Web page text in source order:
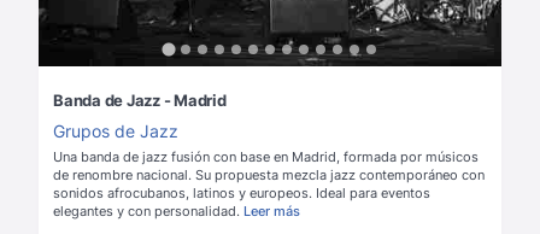
Banda de Jazz - Madrid
Grupos de Jazz
Una banda de jazz fusión con base en Madrid, formada por músicos
de renombre nacional. Su propuesta mezcla jazz contemporáneo con
sonidos afrocubanos, latinos y europeos. Ideal para eventos
elegantes y con personalidad. Leer más